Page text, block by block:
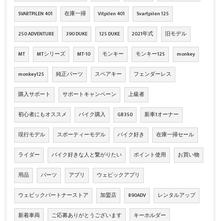
SVARTPILEN 401 在庫一掃 Vitpilen 401 Svartpilen 125
250 ADVENTURE 390 DUKE 125 DUKE 2021年式 旧モデル
MT MTシリーズ MT-10 モンキー モンキー125 monkey
monkey125 純正パーツ スペアキー フェンダーレス
購入サポート サポートキャンペーン 上級者
初心者にもオススメ バイク購入 GB350 新車1オーナー
現行モデル スポーティーモデル バイク好き 在庫一掃セール
ライダー バイク好きな人と繋がりたい ポイント使用 お買い物
用品 パーツ アプリ ウェビックアプリ
ウェビックパートナーストア 加盟店 890ADV レンタルアップ
新着車両 ご応募ありがとうございます キーホルダー